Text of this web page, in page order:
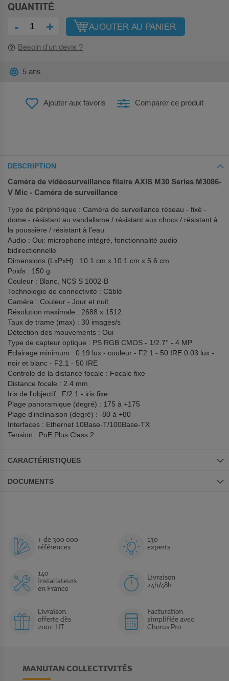
QUANTITÉ
- + AJOUTER AU PANIER
Besoin d’un devis ?
Ajouter aux favoris Comparer ce produit
5 ans
DESCRIPTION
Caméra de vidéosurveillance filaire AXIS M30 Series M3086-
V Mic - Caméra de surveillance
Type de périphérique : Caméra de surveillance réseau - fixé -
dome - résistant au vandalisme / résistant aux chocs / résistant à
la poussière / résistant à l'eau
Audio : Oui: microphone intégré, fonctionnalité audio
bidirectionnelle
Dimensions (LxPxH) : 10.1 cm x 10.1 cm x 5.6 cm
Poids : 150 g
Couleur : Blanc, NCS S 1002-B
Technologie de connectivité : Câblé
Caméra : Couleur - Jour et nuit
Résolution maximale : 2688 x 1512
Taux de trame (max) : 30 images/s
Détection des mouvements : Oui
Type de capteur optique : PS RGB CMOS - 1/2.7'' - 4 MP
Eclairage minimum : 0.19 lux - couleur - F2.1 - 50 IRE 0.03 lux -
noir et blanc - F2.1 - 50 IRE
Controle de la distance focale : Focale fixe
Distance focale : 2.4 mm
Iris de l'objectif : F/2.1 - iris fixe
Plage panoramique (degré) : 175 à +175
Plage d'inclinaison (degré) : -80 à +80
Interfaces : Ethernet 10Base-T/100Base-TX
Tension : PoE Plus Class 2
CARACTÉRISTIQUES
DOCUMENTS
+ de 300 000
références
130
experts
140
installateurs
en France
Livraison
24h/48h
Livraison
offerte dès
200€ HT
Facturation
simplifiée avec
Chorus Pro
MANUTAN COLLECTIVITÉS